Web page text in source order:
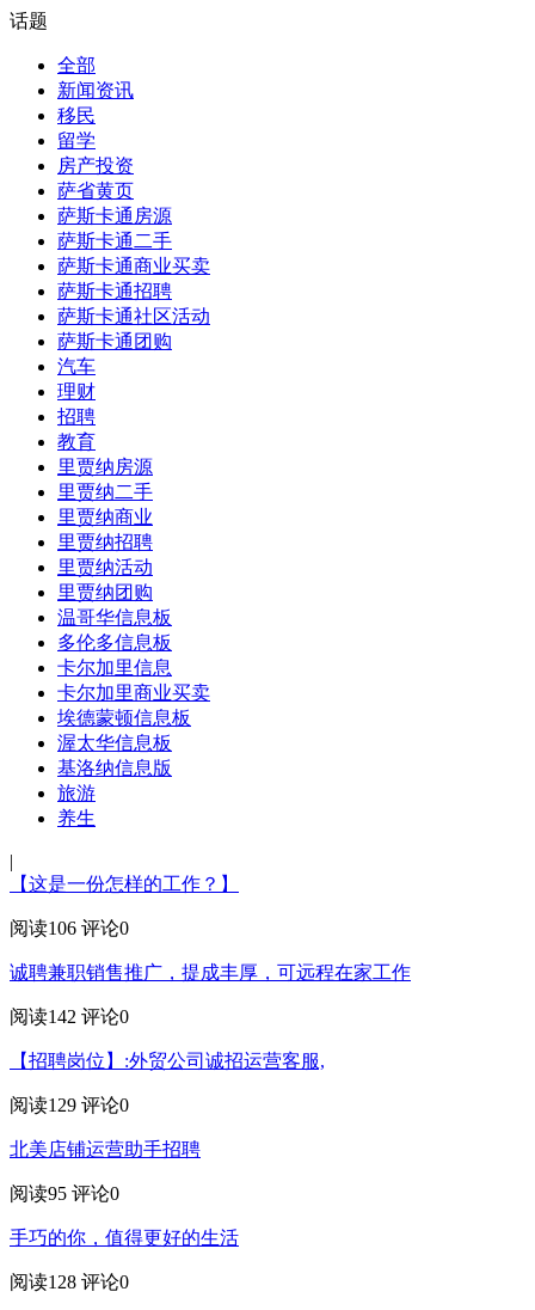
话题
全部
新闻资讯
移民
留学
房产投资
萨省黄页
萨斯卡通房源
萨斯卡通二手
萨斯卡通商业买卖
萨斯卡通招聘
萨斯卡通社区活动
萨斯卡通团购
汽车
理财
招聘
教育
里贾纳房源
里贾纳二手
里贾纳商业
里贾纳招聘
里贾纳活动
里贾纳团购
温哥华信息板
多伦多信息板
卡尔加里信息
卡尔加里商业买卖
埃德蒙顿信息板
渥太华信息板
基洛纳信息版
旅游
养生
|
【这是一份怎样的工作？】
阅读106 评论0
诚聘兼职销售推广，提成丰厚，可远程在家工作
阅读142 评论0
【招聘岗位】:外贸公司诚招运营客服,
阅读129 评论0
北美店铺运营助手招聘
阅读95 评论0
手巧的你，值得更好的生活
阅读128 评论0